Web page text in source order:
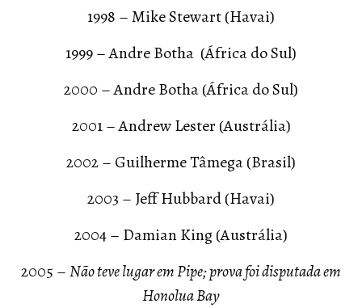
1998 – Mike Stewart (Havai)
1999 – Andre Botha (África do Sul)
2000 – Andre Botha (África do Sul)
2001 – Andrew Lester (Austrália)
2002 – Guilherme Tâmega (Brasil)
2003 – Jeff Hubbard (Havai)
2004 – Damian King (Austrália)
2005 –Não teve lugar em Pipe; prova foi disputada em
Honolua Bay